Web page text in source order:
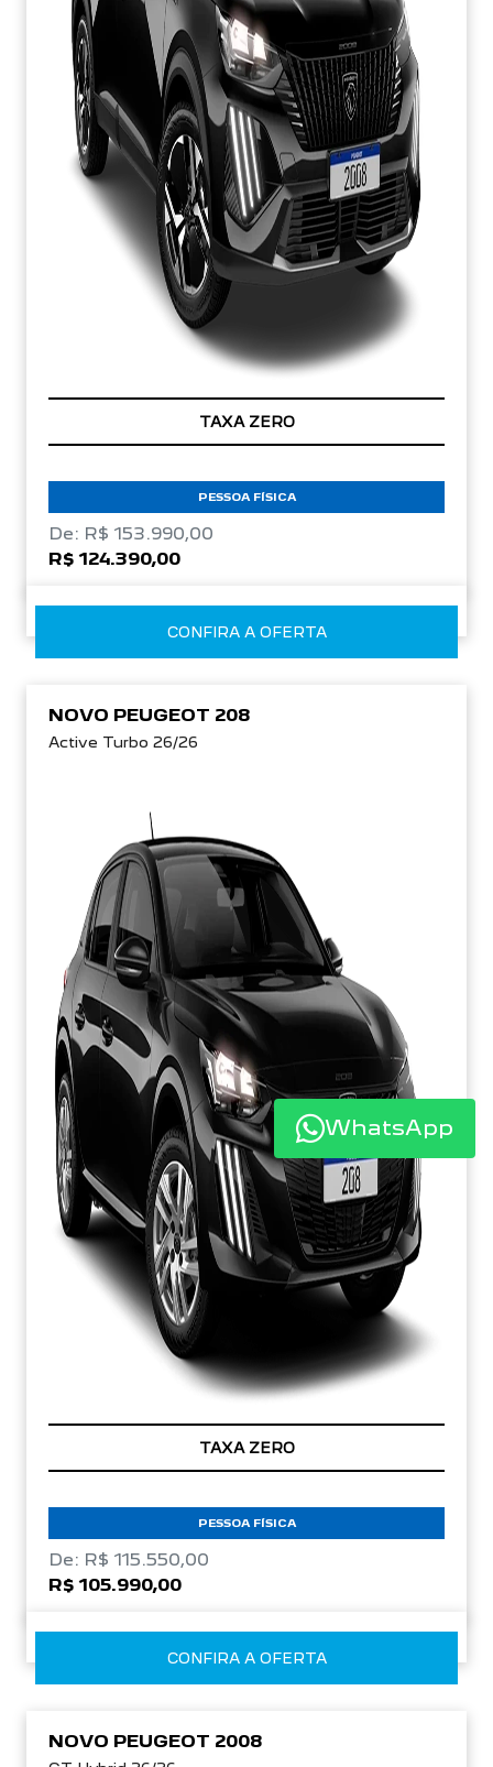
TAXA ZERO
PESSOA FÍSICA
De: R$ 153.990,00
R$ 124.390,00
CONFIRA A OFERTA
NOVO PEUGEOT 208
Active Turbo 26/26
TAXA ZERO
PESSOA FÍSICA
De: R$ 115.550,00
R$ 105.990,00
CONFIRA A OFERTA
NOVO PEUGEOT 2008
WhatsApp